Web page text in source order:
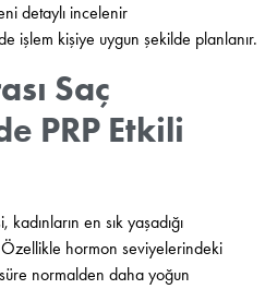
detaylı incelenir
işlem kişiye uygun şekilde planlanır.
Saç
PRP Etkili
en sık yaşadığı
hormon seviyelerindeki
normalden daha yoğun